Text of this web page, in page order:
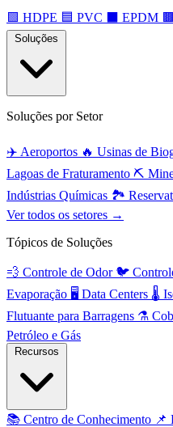
🟩 HDPE 🟦 PVC EPDM 🟫
Soluções por Setor
✈️ Aeroportos 🔥 Usinas de
Lagoas de Fraturamento ⛏️
Indústrias Químicas 🏞️
Ver todos os setores →
Tópicos de Soluções
💨 Controle de Odor 🐦
Evaporação 🖥️ Data Centers 🌡️
Flutuante para Barragens ⚗️
Petróleo e Gás
📚 Centro de Conhecimento 📌